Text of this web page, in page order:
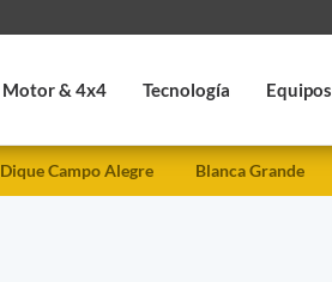
Motor & 4x4 Tecnología Equipos
Dique Campo Alegre Blanca Grande